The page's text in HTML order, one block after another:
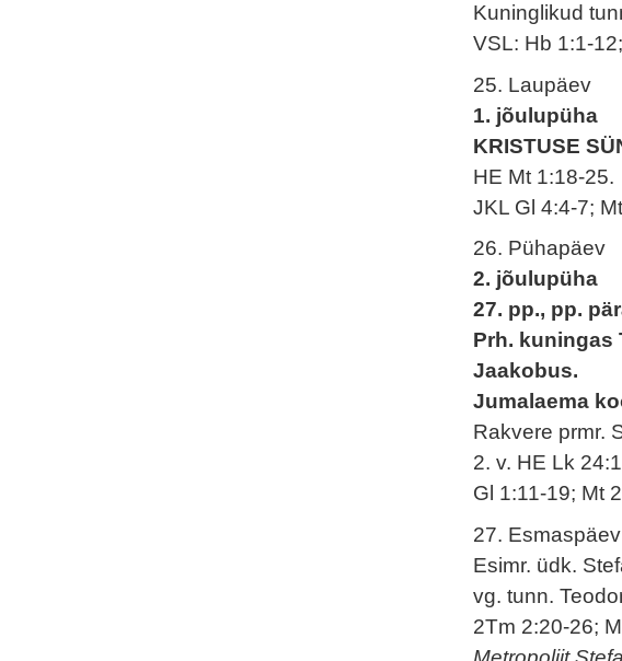
Kuninglikud
VSL: Hb 1:1-
25. Laupäev
1. jõulupüha
KRISTUSE
HE Mt 1:18-25.
JKL Gl 4:4-7;
26. Pühapäev
2. jõulupüha
27. pp., pp.
Prh. kuningas
Jaakobus.
Jumalaema
Rakvere prmr.
2. v. HE Lk
Gl 1:11-19; Mt
27. Esmaspäev
Esimr. üdk.
vg. tunn.
2Tm 2:20-26;